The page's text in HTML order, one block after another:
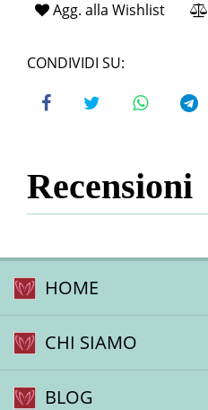
Agg. alla Wishlist
CONDIVIDI SU:
Recensioni
HOME
CHI SIAMO
BLOG